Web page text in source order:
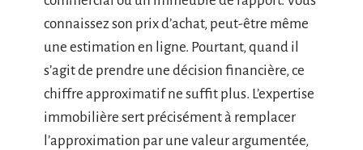
connaissez son prix d’achat, peut-être même
une estimation en ligne. Pourtant, quand il
s’agit de prendre une décision financière, ce
chiffre approximatif ne suffit plus. L’expertise
immobilière sert précisément à remplacer
l’approximation par une valeur argumentée,